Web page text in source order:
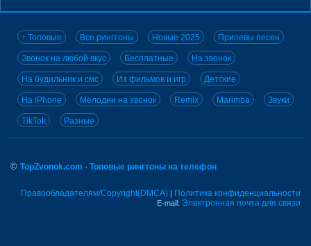
↑ Топовые Все рингтоны Новые 2025 Припевы песен
Звонок на любой вкус Бесплатные На звонок
На будильник и смс Из фильмов и игр Детские
На iPhone Мелодии на звонок Remix Marimba Звуки
TikTok Разные
© TopZvonok.com - Топовые рингтоны на телефон
Правообладателям/Copyright(DMCA) | Политика конфиденциальности
E-mail: Электронная почта для связи